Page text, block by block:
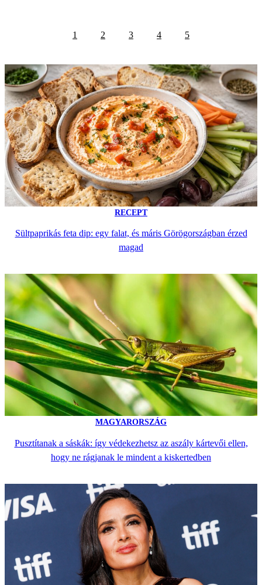
1 2 3 4 5
RECEPT
Sültpaprikás feta dip: egy falat, és máris Görögországban érzed
magad
MAGYARORSZÁG
Pusztítanak a sáskák: így védekezhetsz az aszály kártevői ellen,
hogy ne rágjanak le mindent a kiskertedben